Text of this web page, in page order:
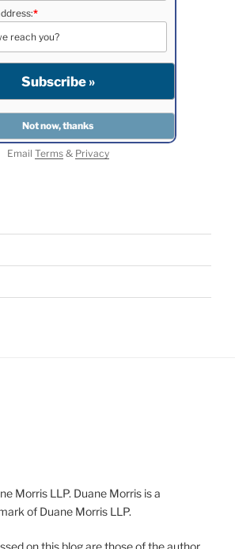
*
Email Terms& Privacy
Morris LLP. Duane Morris is a
of Duane Morris LLP.
on this blog are those of the author